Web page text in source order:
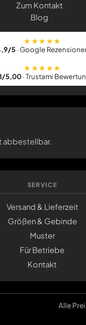
Zum Kontakt
Blog
★★★★★
5 · Google
★★★★★
5,00· Trustami
abbestellbar.
SERVICE
Versand & Lieferzeit
Größen & Gebinde
Muster
Für Betriebe
Kontakt
Alle